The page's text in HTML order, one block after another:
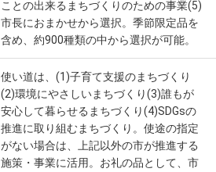
ことの出来るまちづくりのための事業(5)
市長におまかせから選択。季節限定品を
含め、約900種類の中から選択が可能。
使い道は、(1)子育て支援のまちづくり
(2)環境にやさしいまちづくり(3)誰もが
安心して暮らせるまちづくり(4)SDGsの
推進に取り組むまちづくり。使途の指定
がない場合は、上記以外の市が推進する
施策・事業に活用。お礼の品として、市